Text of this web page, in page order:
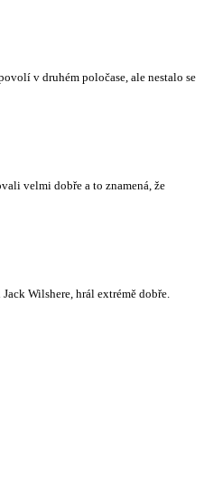
v druhém poločase, ale nestalo se
velmi dobře a to znamená, že
Wilshere, hrál extrémě dobře.